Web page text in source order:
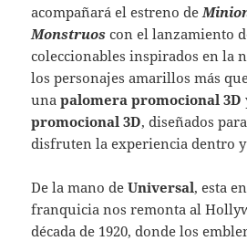
acompañará el estreno de
Monstruos con el lanzamiento
coleccionables inspirados en la
los personajes amarillos más
unapalomera promocional 3D
promocional 3D, diseñados
disfruten la experiencia dentro
De la mano deUniversal, esta
franquicia nos remonta al
década de 1920, donde los